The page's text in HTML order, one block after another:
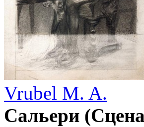
Vrubel M. A.
Сальери